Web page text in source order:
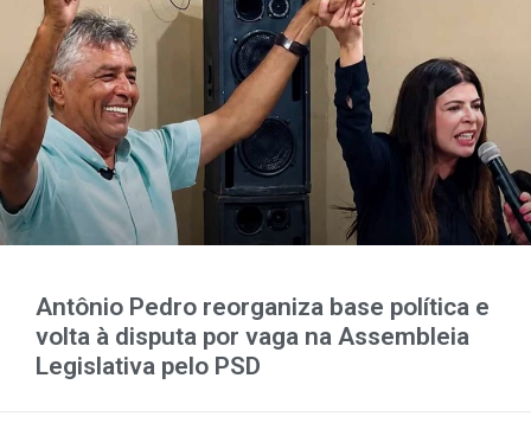
Antônio Pedro reorganiza base política e
volta à disputa por vaga na Assembleia
Legislativa pelo PSD